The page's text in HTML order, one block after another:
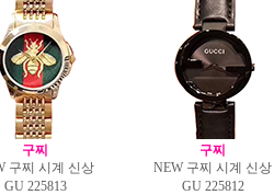
구찌
구찌 시계 신상
GU 225813
구찌
NEW 구찌 시계 신상
GU 225812